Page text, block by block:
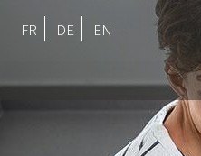
FR DE EN